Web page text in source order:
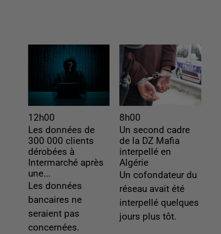
12h00
Les données de
300 000 clients
dérobées à
Intermarché après
une...
Les données
bancaires ne
seraient pas
concernées.
8h00
Un second cadre
de la DZ Mafia
interpellé en
Algérie
Un cofondateur du
réseau avait été
interpellé quelques
jours plus tôt.